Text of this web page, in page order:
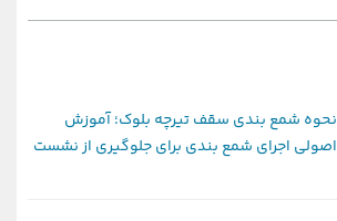
نحوه شمع بندی سقف تیرچه بلوک؛ آموزش
اصولی اجرای شمع بندی برای جلوگیری از نشست